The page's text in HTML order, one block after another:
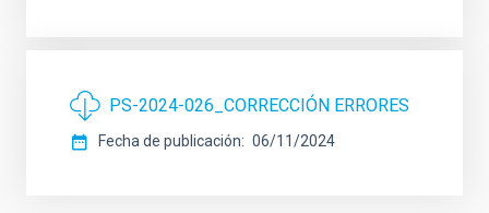
PS-2024-026_CORRECCIÓN ERRORES
Fecha de publicación 06/11/2024